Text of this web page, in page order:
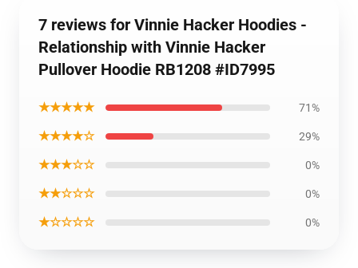
7 reviews for Vinnie Hacker Hoodies -
Relationship with Vinnie Hacker
Pullover Hoodie RB1208 #ID7995
★★★★★ 71%
★★★★☆ 29%
★★★☆☆ 0%
★★☆☆☆ 0%
★☆☆☆☆ 0%